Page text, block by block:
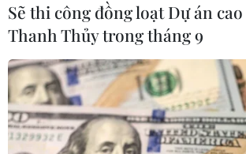
CƠ QUAN CHỦ QUẢN: THÔNG TẤN XÃ VIỆT NAM
Tổng Biên tập: TRẦN TIẾN DUẨN
Phó Tổng Biên tập: NGUYỄN THỊ TÁM,
THỦY
Sẽ thi công đồng loạt Dự án
Thanh Thủy trong tháng 9